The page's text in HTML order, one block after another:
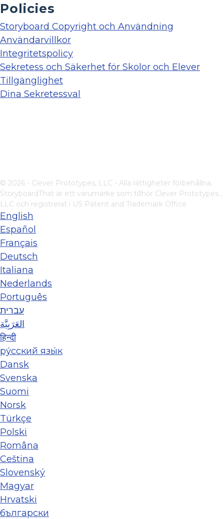
Policies
Storyboard Copyright och Användning
Användarvillkor
Integritetspolicy
Sekretess och Säkerhet för Skolor och Elever
Tillgänglighet
Dina Sekretessval
© 2026 - Clever Prototypes, LLC - Alla rättigheter förbehållna.
StoryboardThat är ett varumärke som tillhör Clever Prototypes ,
LLC och registrerat i US Patent and Trademark Office
English
Español
Français
Deutsch
Italiana
Nederlands
Português
עברית
العَرَبِيَّة
हिन्दी
ру́сский язы́к
Dansk
Svenska
Suomi
Norsk
Türkçe
Polski
Româna
Ceština
Slovenský
Magyar
Hrvatski
български